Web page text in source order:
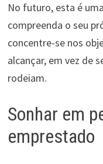
No futuro, esta é
compreenda o seu
concentre-se nos
alcançar, em vez de
rodeiam.
Sonhar em
emprestado